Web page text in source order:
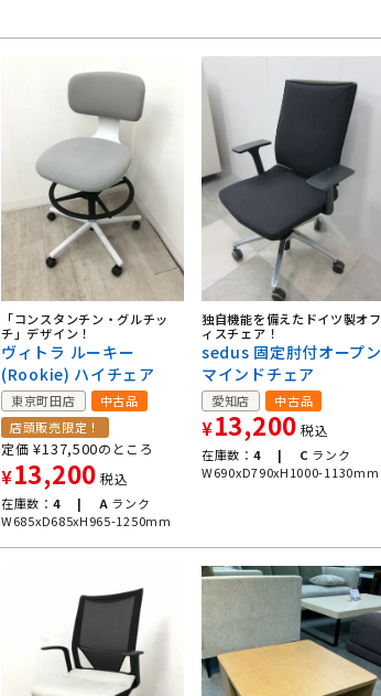
「コンスタンチン・グルチッ
チ」デザイン！
ヴィトラ ルーキー
(Rookie) ハイチェア
東京町田店
中古品
店頭販売限定！
定価 ¥137,500のところ
¥13,200 税込
在庫数： 4 | A ランク
W685xD685xH965-1250mm
独自機能を備えたドイツ製オフ
ィスチェア！
sedus 固定肘付オープン
マインドチェア
愛知店 中古品
¥13,200 税込
在庫数： 4 | C ランク
W690xD790xH1000-1130mm